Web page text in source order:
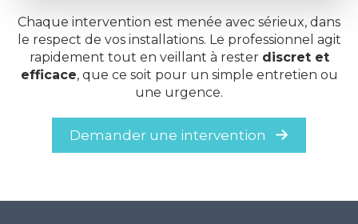
Chaque intervention est menée avec sérieux, dans
le respect de vos installations. Le professionnel agit
rapidement tout en veillant à rester discret et
efficace, que ce soit pour un simple entretien ou
une urgence.
Demander une intervention